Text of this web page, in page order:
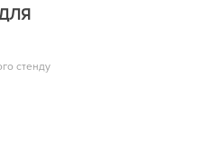
стенду